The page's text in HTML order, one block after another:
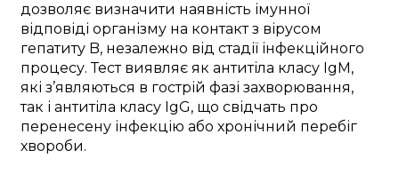
дозволяє визначити наявність імунної
відповіді організму на контакт з вірусом
гепатиту B, незалежно від стадії інфекційного
процесу. Тест виявляє як антитіла класу IgM,
які з’являються в гострій фазі захворювання,
так і антитіла класу IgG, що свідчать про
перенесену інфекцію або хронічний перебіг
хвороби.